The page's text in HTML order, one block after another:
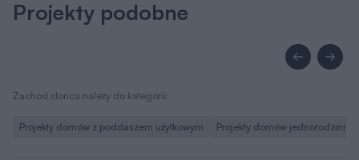
Projekty podobne
Zachód słońca należy do kategorii:
Projekty domów z poddaszem użytkowym Projekty domów